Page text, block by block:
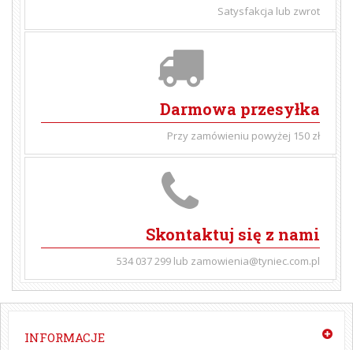
Satysfakcja lub zwrot
Darmowa przesyłka
Przy zamówieniu powyżej 150 zł
Skontaktuj się z nami
534 037 299 lub zamowienia@tyniec.com.pl
INFORMACJE